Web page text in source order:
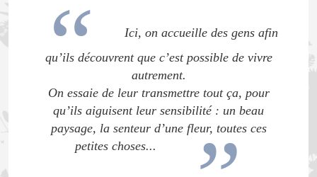
Ici, on accueille des gens afin
qu’ils découvrent que c’est possible de vivre
autrement.
On essaie de leur transmettre tout ça, pour
qu’ils aiguisent leur sensibilité : un beau
paysage, la senteur d’une fleur, toutes ces
petites choses...